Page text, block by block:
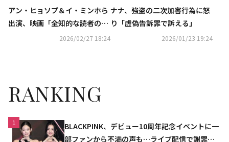
アン・ヒョソプ＆イ・ミンホら
出演、映画「全知的な読者の視
点から」15秒WEBスポットが解
2026/02/27 18:24
ナナ、強盗の二次加害行為に怒
り「虚偽告訴罪で訴える」
2026/01/23 19:24
RANKING
1
BLACKPINK、デビュー10周年記念イベントに一
部ファンから不満の声も…ライブ配信で謝罪